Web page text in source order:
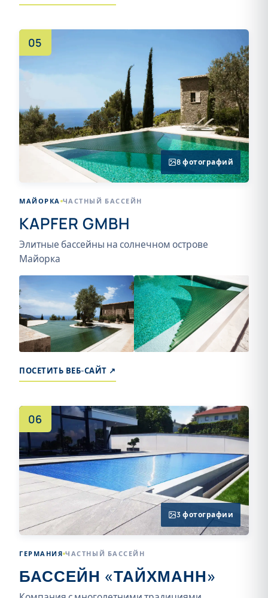
05
8 фотографий
МАЙОРКА ЧАСТНЫЙ БАССЕЙН
KAPFER GMBH
Элитные бассейны на солнечном острове
Майорка
ПОСЕТИТЬ ВЕБ-САЙТ ↗
06
3 фотографии
ГЕРМАНИЯ ЧАСТНЫЙ БАССЕЙН
БАССЕЙН «ТАЙХМАНН»